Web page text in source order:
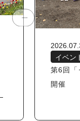
イベン
第6回「
開催